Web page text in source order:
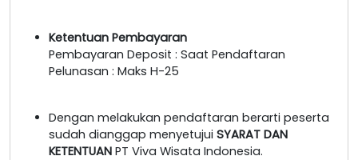
Ketentuan Pembayaran
Pembayaran Deposit : Saat Pendaftaran
Pelunasan : Maks H-25
Dengan melakukan pendaftaran berarti peserta
sudah dianggap menyetujui SYARAT DAN
KETENTUAN PT Viva Wisata Indonesia.